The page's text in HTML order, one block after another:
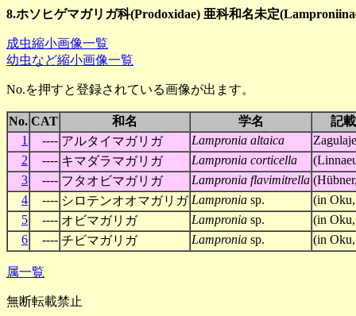
8.ホソヒゲマガリガ科(Prodoxidae) 亜科和名未定
成虫縮小画像一覧
幼虫など縮小画像一覧
No.を押すと登録されている画像が出ます。
No. CAT 和名 学名
記
1
---- アルタイマガリガ Lampronia altaica
2
---- キマダラマガリガ Lampronia corticella
3
---- フタオビマガリガ Lampronia flavimitrella
4
---- シロテンオオマガリガ Lampronia sp.
(in
5
---- オビマガリガ Lampronia sp.
(in
6
---- チビマガリガ Lampronia sp. (in
属一覧
無断転載禁止